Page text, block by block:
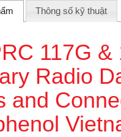
Thông số kỹ thuật
117G &
Radio
and